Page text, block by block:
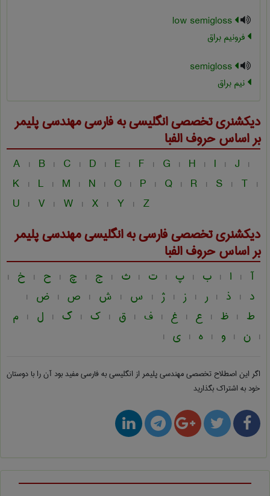
فرونیم براق
نیم براق
دیکشنری تخصصی انگلیسی به فارسیمهندسی پليمر
بر اساس حروف الفبا
A | B | C | D | E | F | G | H | I | J |
K | L | M | N | O | P | Q | R | S | T |
U | V | W | X | Y | Z
دیکشنری تخصصی فارسی به انگلیسیمهندسی پليمر
بر اساس حروف الفبا
آ | ا | ب | پ | ت | ث | ج | چ | ح | خ |
د | ذ | ر | ز | ژ | س | ش | ص | ض |
ط | ظ | ع | غ | ف | ق | ک | گ | ل | م
| ن | و | ه | ی |
اگر این اصطلاح تخصصیمهندسی پليمر از انگلیسی به فارسیمفید بود آن را با دوستان
خود به اشتراک بگذارید